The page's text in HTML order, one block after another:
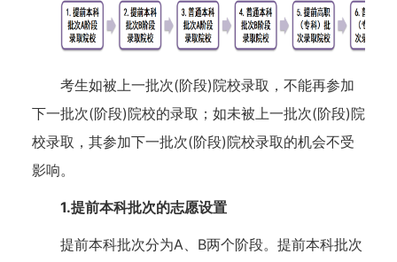
考生如被上一批次(阶段)院校录取，不能再参加
下一批次(阶段)院校的录取；如未被上一批次(阶段)院
校录取，其参加下一批次(阶段)院校录取的机会不受
影响。
1.提前本科批次的志愿设置
提前本科批次分为A、B两个阶段。提前本科批次